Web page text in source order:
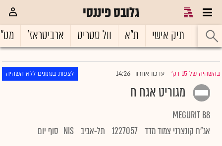
גלובס פיננסי
ראשי תיק אישי ת"א וול סטריט ארביטראז'
בהשהיה של 15 דק' |עדכון אחרון 14:26 לצפות בנתונים ללא השהיה
מגוריט אגח ח
MEGURIT B8
אג"ח קונצרני צמוד מדד 1227057 תל-אביב NIS סוף יום